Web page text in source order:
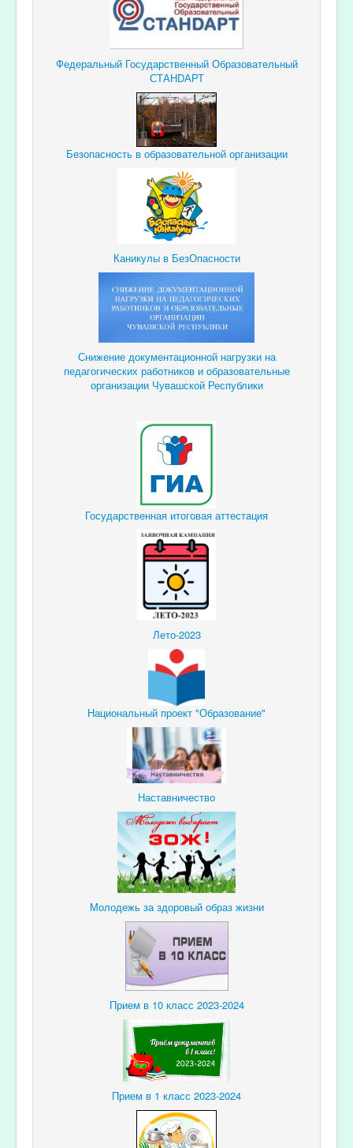
Федеральный Государственный Образовательный
СТАНDАРТ
Безопасность в образовательной организации
Каникулы в БезОпасности
Снижение документационной нагрузки на
педагогических работников и образовательные
организации Чувашской Республики
Государственная итоговая аттестация
Лето-2023
Национальный проект "Образование"
Наставничество
Молодежь за здоровый образ жизни
Прием в 10 класс 2023-2024
Прием в 1 класс 2023-2024